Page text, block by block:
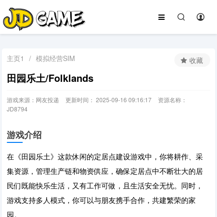
主页1 / 模拟经营SIM
田园乐土/Folklands
游戏来源：网友投递 更新时间： 2025-09-16 09:16:17
资源名称：
JD8794
收藏
游戏介绍
在《田园乐土》这款休闲的定居点建设游戏中，你将耕作、采
集资源，管理生产链和物资供应，确保定居点中不断壮大的居
民们既能快乐生活，又有工作可做，且生活安全无忧。同时，
游戏支持多人模式，你可以与朋友携手合作，共建繁荣的家
园。